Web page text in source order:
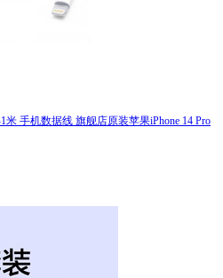
米 手机数据线 旗舰店原装苹果iPhone 14 Pro